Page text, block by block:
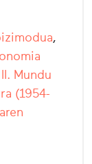
,
II. Mundu
(1954-